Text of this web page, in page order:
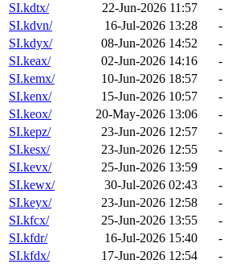
SI.kdtx/
22-Jun-2026 11:57
-
SI.kdvn/
16-Jul-2026 13:28
-
SI.kdyx/
08-Jun-2026 14:52
-
SI.keax/
02-Jun-2026 14:16
-
SI.kemx/
10-Jun-2026 18:57
-
SI.kenx/
15-Jun-2026 10:57
-
SI.keox/
20-May-2026 13:06
-
SI.kepz/
23-Jun-2026 12:57
-
SI.kesx/
23-Jun-2026 12:55
-
SI.kevx/
25-Jun-2026 13:59
-
SI.kewx/
30-Jul-2026 02:43
-
SI.keyx/
23-Jun-2026 12:58
-
SI.kfcx/
25-Jun-2026 13:55
-
SI.kfdr/
16-Jul-2026 15:40
-
SI.kfdx/
17-Jun-2026 12:54
-